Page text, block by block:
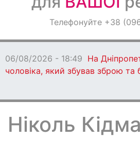
ОголошенняТелефонуйте +38
06/08/2026 - 18:49 На
чоловіка, який збував зброю та
Ніколь